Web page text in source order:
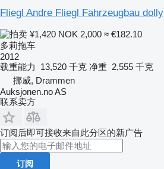
Fliegl Andre Fliegl Fahrzeugbau dolly
¥1,420 NOK 2,000 ≈ €182.10
多莉拖车
2012
载重能力
13,520 千克 净重 2,555 千克
挪威, Drammen
Auksjonen.no AS
联系卖方
订阅后即可接收来自此分区的新广告
订阅